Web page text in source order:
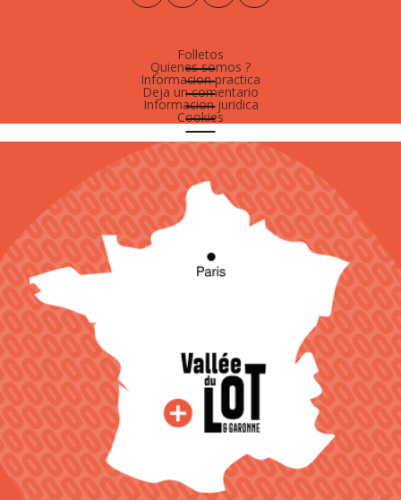
Folletos
Quienes somos ?
Informacion practica
Deja un comentario
Informacion juridica
Cookies